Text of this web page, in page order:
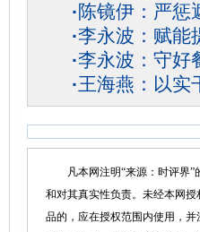
·陈镜伊：严惩
·李永波：赋能
·李永波：守好
·王海燕：以实
凡本网注明“来源：时评界”
和对其真实性负责。未经本网
品的，应在授权范围内使用，